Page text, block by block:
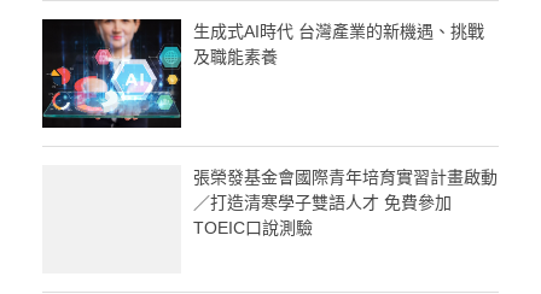
生成式AI時代 台灣產業的新機遇、挑戰
及職能素養
張榮發基金會國際青年培育實習計畫啟動
／打造清寒學子雙語人才 免費參加
TOEIC口說測驗